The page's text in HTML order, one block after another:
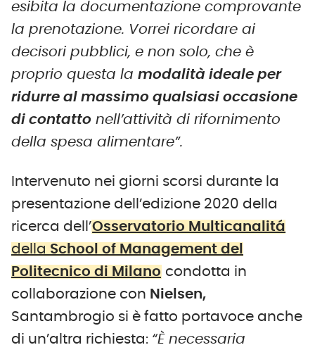
esibita la documentazione comprovante
la prenotazione. Vorrei ricordare ai
decisori pubblici, e non solo, che è
proprio questa la modalità ideale per
ridurre al massimo qualsiasi occasione
di contatto nell’attività di rifornimento
della spesa alimentare”.
Intervenuto nei giorni scorsi durante la
presentazione dell’edizione 2020 della
ricerca dell’Osservatorio Multicanalitá
della School of Management del
Politecnico di Milano condotta in
collaborazione con Nielsen,
Santambrogio si è fatto portavoce anche
di un’altra richiesta: “È necessaria